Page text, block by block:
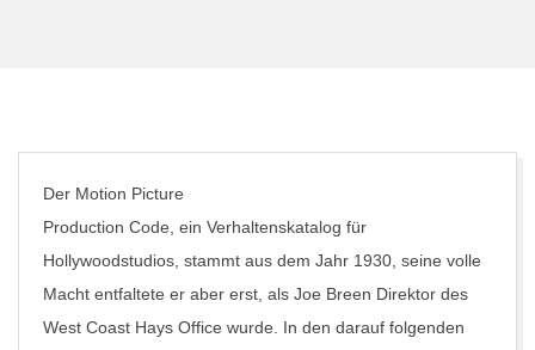
Der Motion Picture
Production Code, ein Verhaltenskatalog für
Hollywoodstudios, stammt aus dem Jahr 1930, seine volle
Macht entfaltete er aber erst, als Joe Breen Direktor des
West Coast Hays Office wurde. In den darauf folgenden